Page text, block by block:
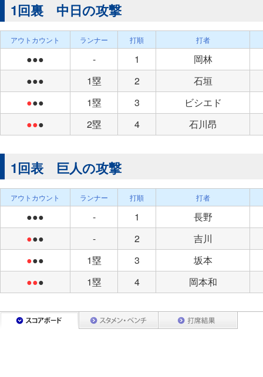
1回裏 中日の攻撃
アウトカウント ランナー 打順 打者
●●● - 1
岡林
●●●
1塁 2
石垣
●●● 1塁 3
ビシエド
●●● 2塁 4 石川昂
1回表 巨人の攻撃
アウトカウント ランナー 打順 打者
●●● - 1
長野
●●● - 2
吉川
●●● 1塁 3
坂本
●●● 1塁 4 岡本和